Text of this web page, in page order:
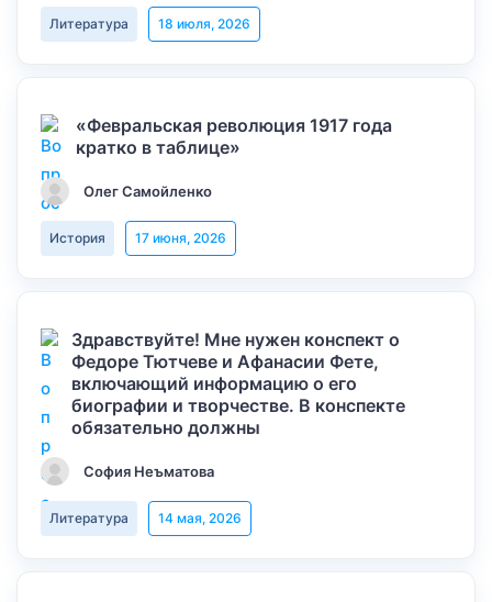
Литература 18 июля, 2026
«Февральская революция 1917 года
кратко в таблице»
Олег Самойленко
История 17 июня, 2026
Здравствуйте! Мне нужен конспект о
Федоре Тютчеве и Афанасии Фете,
включающий информацию о его
биографии и творчестве. В конспекте
обязательно должны
София Неъматова
Литература 14 мая, 2026